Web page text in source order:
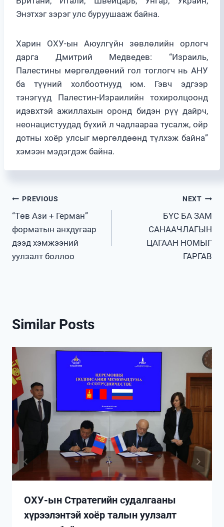
Энэтхэг зэрэг улс буруушааж байна.
Харин ОХУ-ын Аюулгүйн зөвлөлийн орлогч
дарга Дмитрий Медведев: “Израиль,
Палестины мөргөлдөөний гол тоглогч нь АНУ
ба түүний холбоотнууд юм. Гэвч эдгээр
тэнэгүүд Палестин-Израилийн тохиролцоонд
идэвхтэй ажиллахын оронд бидэн рүү дайрч,
неонацистуудад бүхий л чадлаараа тусалж, ойр
дотны хоёр улсыг мөргөлдөөнд түлхэж байна”
хэмээн мэдэгдэж байна.
Post
navigation
PREVIOUS
“Төв Ази + Герман”
форматын анхдугаар
дээд хэмжээний
уулзалт боллоо
NEXT
БҮС БА ЗАМ
САНААЧЛАГЫН
ЦАГААН НОМЫГ
ГАРГАВ
Similar Posts
ОХУ-ын Стратегийн судалгааны
хүрээлэнтэй хоёр талын уулзалт